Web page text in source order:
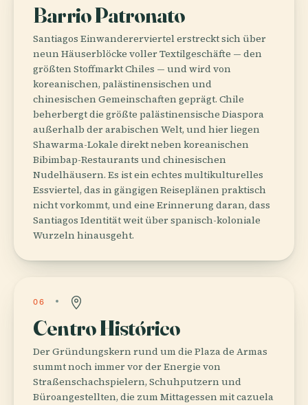
Barrio Patronato
Santiagos Einwandererviertel erstreckt sich über
neun Häuserblöcke voller Textilgeschäfte — den
größten Stoffmarkt Chiles — und wird von
koreanischen, palästinensischen und
chinesischen Gemeinschaften geprägt. Chile
beherbergt die größte palästinensische Diaspora
außerhalb der arabischen Welt, und hier liegen
Shawarma-Lokale direkt neben koreanischen
Bibimbap-Restaurants und chinesischen
Nudelhäusern. Es ist ein echtes multikulturelles
Essviertel, das in gängigen Reiseplänen praktisch
nicht vorkommt, und eine Erinnerung daran, dass
Santiagos Identität weit über spanisch-koloniale
Wurzeln hinausgeht.
06
Centro Histórico
Der Gründungskern rund um die Plaza de Armas
summt noch immer vor der Energie von
Straßenschachspielern, Schuhputzern und
Büroangestellten, die zum Mittagessen mit cazuela